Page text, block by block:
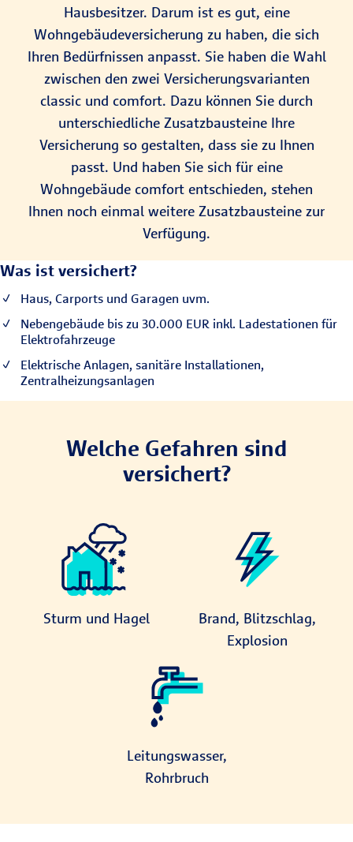
Hausbesitzer. Darum ist es gut, eine
Wohngebäudeversicherung zu haben, die sich
Ihren Bedürfnissen anpasst. Sie haben die Wahl
zwischen den zwei Versicherungsvarianten
classic und comfort. Dazu können Sie durch
unterschiedliche Zusatzbausteine Ihre
Versicherung so gestalten, dass sie zu Ihnen
passt. Und haben Sie sich für eine
Wohngebäude comfort entschieden, stehen
Ihnen noch einmal weitere Zusatzbausteine zur
Verfügung.
Was ist versichert?
Haus, Carports und Garagen uvm.
Nebengebäude bis zu 30.000 EUR inkl. Ladestationen für
Elektrofahrzeuge
Elektrische Anlagen, sanitäre Installationen,
Zentralheizungsanlagen
Welche Gefahren sind
versichert?
Sturm und Hagel
Brand, Blitzschlag,
Explosion
Leitungswasser,
Rohrbruch